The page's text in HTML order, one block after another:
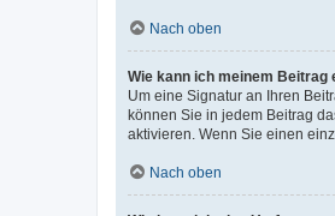
Nach oben
Wie kann ich meinem Beitrag
Um eine Signatur an Ihren
können Sie in jedem Beitrag
aktivieren. Wenn Sie einen
Nach oben